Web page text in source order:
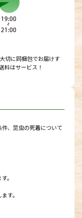
切に同梱包でお届けす
料はサービス！
、昆虫の死着について
。
す。